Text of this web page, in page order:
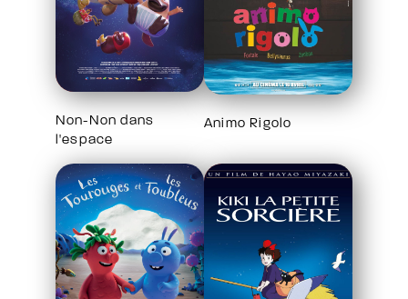
Non-Non dans
l'espace
Animo Rigolo